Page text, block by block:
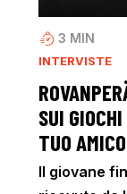
3 MIN
INTERVISTE
SUI
TUO
Il giovane